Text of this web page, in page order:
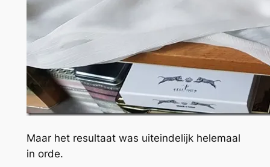
Maar het resultaat was uiteindelijk helemaal
in orde.